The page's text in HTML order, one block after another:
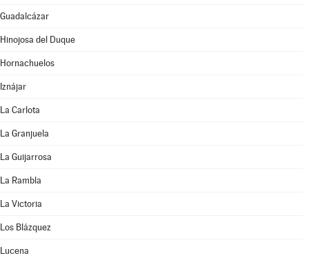
Guadalcázar
Hinojosa del Duque
Hornachuelos
Iznájar
La Carlota
La Granjuela
La Guijarrosa
La Rambla
La Victoria
Los Blázquez
Lucena